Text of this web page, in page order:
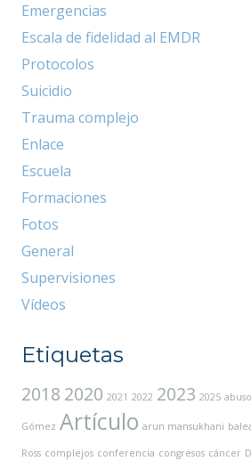
Emergencias
Escala de fidelidad al EMDR
Protocolos
Suicidio
Trauma complejo
Enlace
Escuela
Formaciones
Fotos
General
Supervisiones
Vídeos
Etiquetas
2018 2020 2021 2022 2023 2025
Gómez Artículo arun mansukhani
Ross complejos conferencia congresos cáncer